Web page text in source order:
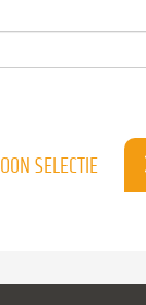
TOON SELECTIE